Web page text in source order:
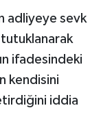
adliyeye sevk
tutuklanarak
ifadesindeki
kendisini
iddia